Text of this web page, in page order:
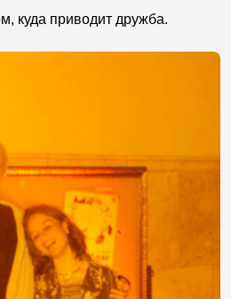
куда приводит дружба.